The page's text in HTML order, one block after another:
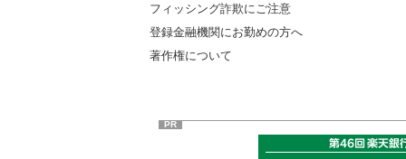
フィッシング詐欺にご注意
登録金融機関にお勤めの方へ
著作権について
PR